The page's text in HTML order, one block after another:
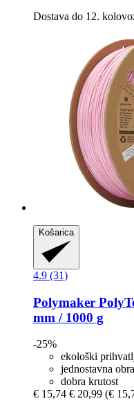
Dostava do 12.
Košarica
4.9 (31)
Polymaker
mm / 1000 g
-25%
ekološki
jednostavna
dobra krutost
€ 15,74 € 20,99 (€